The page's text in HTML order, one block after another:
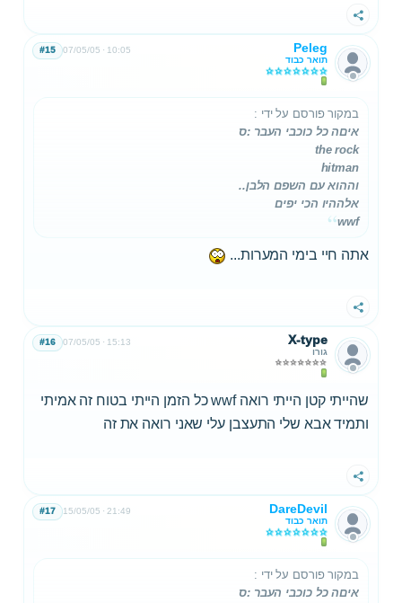
שתף
Peleg
תואר כבוד
07/05/05 10:05
#15
במקור פורסם על ידי :
איםה כל כוכבי העבר :ס
the rock
hitman
וההוא עם השפם הלבן..
אלההיו הכי יפים
wwf
אתה חיי בימי המערות...
שתף
X-type
גורו
07/05/05 15:13
#16
שהייתי קטן הייתי רואה wwf כל הזמן הייתי בטוח זה אמיתי
ותמיד אבא שלי התעצבן עלי שאני רואה את זה
שתף
DareDevil
תואר כבוד
15/05/05 21:49
#17
במקור פורסם על ידי :
איםה כל כוכבי העבר :ס